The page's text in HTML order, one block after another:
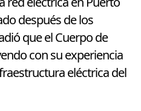
después de los
que el Cuerpo de
con su experiencia
eléctrica del